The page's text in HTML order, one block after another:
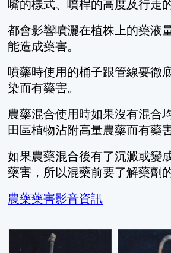
嘴的樣式、噴桿的高度及行走
都會影響噴灑在植株上的藥液
能造成藥害。
噴藥時使用的桶子跟管線要徹
染而有藥害。
農藥混合使用時如果沒有混合
田區植物沾附高量農藥而有藥害
如果農藥混合後有了沉澱或變
藥害，所以混藥前要了解藥劑
農藥藥害影音資訊